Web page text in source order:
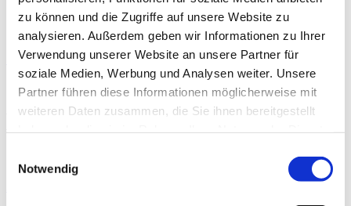
zu können und die Zugriffe auf unsere Website zu
analysieren. Außerdem geben wir Informationen zu Ihrer
Verwendung unserer Website an unsere Partner für
soziale Medien, Werbung und Analysen weiter. Unsere
Partner führen diese Informationen möglicherweise mit
weiteren Daten zusammen, die Sie ihnen bereitgestellt
Notwendig
Präoperative Trainingstherapie
By Rebecca Abel,Prof. Dr. phil. Daniel Niederer,PD Dr.
med. Christoph Offerhaus, Alexander Glowa,Dr.